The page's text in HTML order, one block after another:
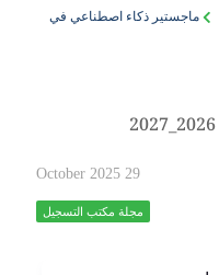
ماجستير ذكاء اصطناعي في
29 October 2025
مجلة مكتب التسجيل